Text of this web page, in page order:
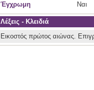
Έγχρωμη Ναι
Λέξεις - Κλειδιά
Εικοστός πρώτος αιώνας.